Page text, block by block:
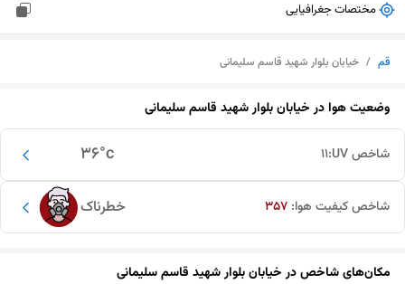
مختصات جغرافیایی
قم / خیابان بلوار شهید قاسم سلیمانی
وضعیت هوا درخیابان بلوار شهید قاسم سلیمانی
36°c شاخص UV: 11
خطرناک شاخص کیفیت هوا: 357
مکان‌های شاخص درخیابان بلوار شهید قاسم سلیمانی